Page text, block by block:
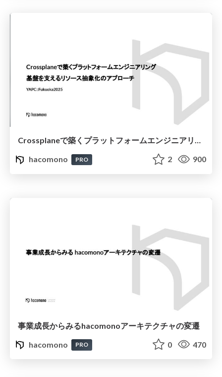
Crossplaneで築くプラットフォームエンジニアリング 基盤を支えるリソース抽象化のアプローチ
hacomono
PRO 2 900
事業成長からみるhacomonoアーキテクチャの変遷
hacomono
PRO 0 470